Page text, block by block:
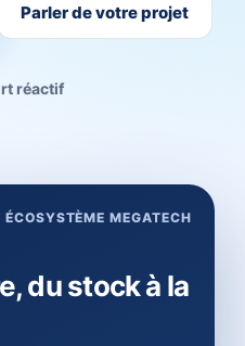
Parler de votre projet
réactif
ÉCOSYSTÈME MEGATECH
du stock à la